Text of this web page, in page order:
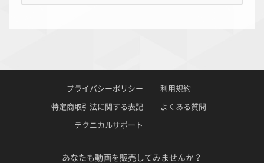
プライバシーポリシー
利用規約
特定商取引法に関する表記
よくある質問
テクニカルサポート
あなたも動画を販売してみませんか？